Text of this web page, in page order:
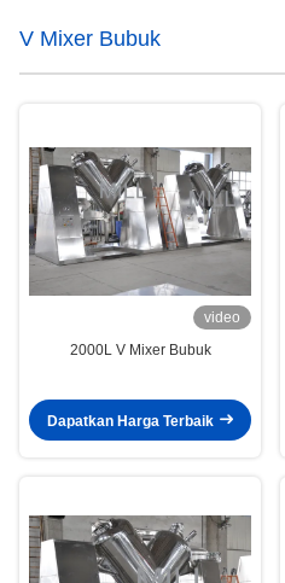
V Mixer Bubuk
video
2000L V Mixer Bubuk
Dapatkan Harga Terbaik